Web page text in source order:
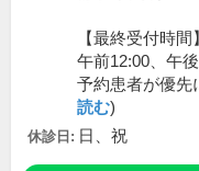
【最終受付時間】
午前12:00、午
予約患者が優先
読む)
休診日: 日、祝